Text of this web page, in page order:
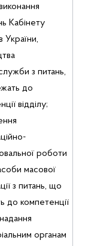
Кабінету
України,
з питань,
до
відділу;
роботи
масової
з питань, що
до компетенції
органам